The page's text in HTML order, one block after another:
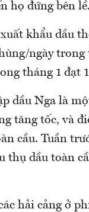
họ đứng bên lề.
khẩu dầu
ngày
tháng 1 đạt
dầu Nga là
tăng tốc, và
cầu. Tuần
thụ dầu toàn
hải cảng ở